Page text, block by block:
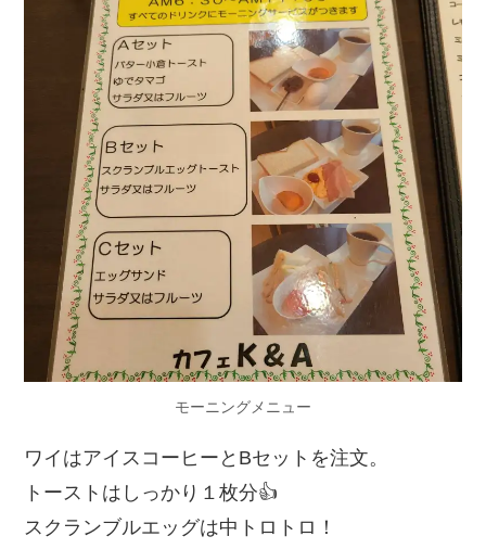
モーニングメニュー
ワイはアイスコーヒーとBセットを注文。
トーストはしっかり１枚分👍
スクランブルエッグは中トロトロ！